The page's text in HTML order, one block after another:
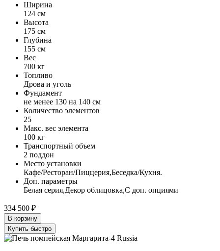
Ширина
124 см
Высота
175 см
Глубина
155 см
Вес
700 кг
Топливо
Дрова и уголь
Фундамент
не менее 130 на 140 см
Количество элементов
25
Макс. вес элемента
100 кг
Транспортный объем
2 поддон
Место установки
Кафе/Ресторан/Пиццерия,Беседка/Кухня.
Доп. параметры
Белая серия,Декор облицовка,С доп. опциями
334 500 ₽
В корзину
Купить быстро